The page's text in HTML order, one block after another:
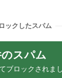
ックしたスパム
スパム
ブロックされま